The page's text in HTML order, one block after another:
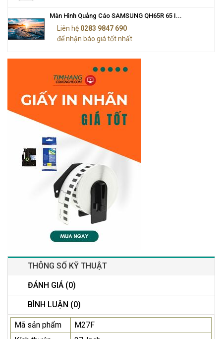
Màn Hình Quảng Cáo SAMSUNG QH65R 65 I...
Liên hệ 0283 9847 690
để nhận báo giá tốt nhất
THÔNG SỐ KỸ THUẬT
ĐÁNH GIÁ (0)
BÌNH LUẬN (0)
Mã sản phẩm
M27F